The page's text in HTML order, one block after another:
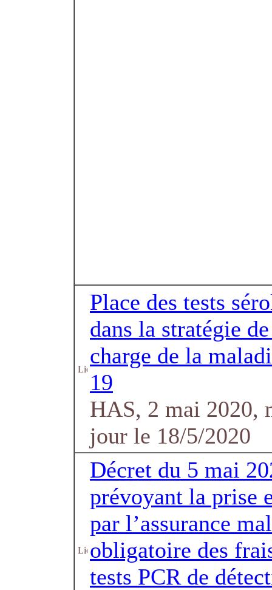
Place des tests
dans la stratégie
charge de la
19
HAS, 2 mai 2020,
jour le 18/5/2020
Décret du 5 mai
prévoyant la prise
par l’assurance
obligatoire des
tests PCR de